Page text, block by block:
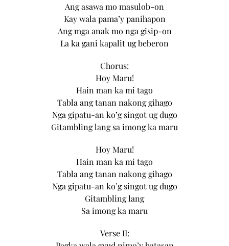
Ang asawa mo masulob-on
Kay wala pama’y panihapon
Ang mga anak mo nga gisip-on
La ka gani kapalit ug beberon
Chorus:
Hoy Maru!
Hain man ka mi tago
Tabla ang tanan nakong gihago
Nga gipatu-an ko’g singot ug dugo
Gitambling lang sa imong ka maru
Hoy Maru!
Hain man ka mi tago
Tabla ang tanan nakong gihago
Nga gipatu-an ko’g singot ug dugo
Gitambling lang
Sa imong ka maru
Verse II: